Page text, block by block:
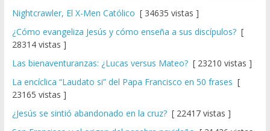
Nightcrawler, El X-Men Católico [ 34635 vistas ]
¿Cómo evangeliza Jesús y cómo enseña a sus discípulos?[
28314 vistas ]
Las bienaventuranzas: ¿Lucas versus Mateo?[ 23210 vistas ]
La encíclica “Laudato si” del Papa Francisco en 50 frases [
23165 vistas ]
¿Jesús se sintió abandonado en la cruz?[ 22417 vistas ]